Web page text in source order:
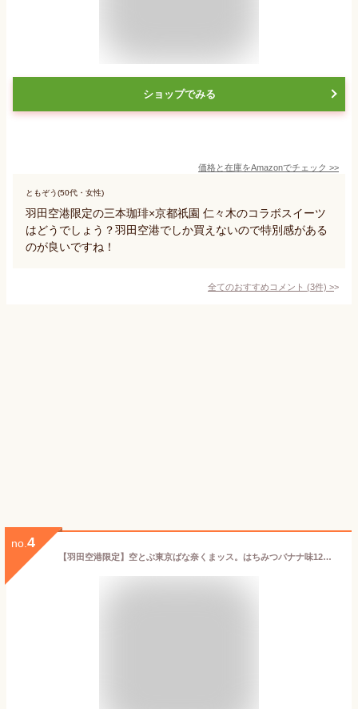
ショップでみる
価格と在庫をAmazonでチェック >>
ともぞう(50代・女性)
羽田空港限定の三本珈琲×京都祇園 仁々木のコラボスイーツ
はどうでしょう？羽田空港でしか買えないので特別感がある
のが良いですね！
全てのおすすめコメント (3件) >
no. 4
【羽田空港限定】空とぶ東京ばな奈くまッス。はちみつバナナ味12個入 東京ばな奈ワールド